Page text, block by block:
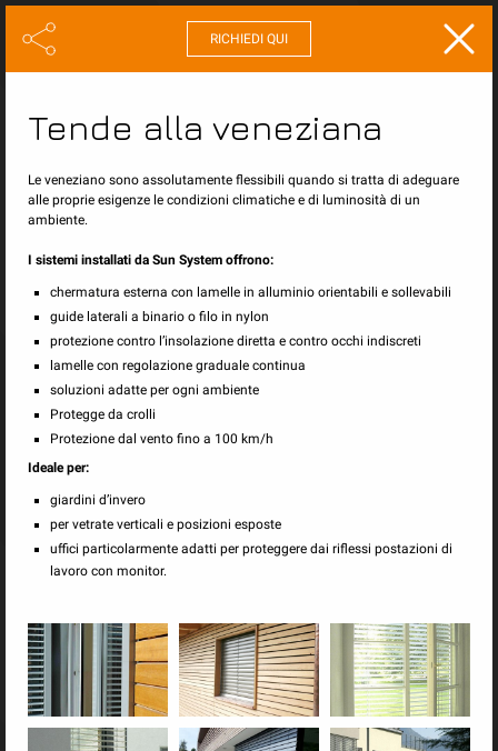
RICHIEDI QUI
Tende alla veneziana
Le veneziano sono assolutamente flessibili quando si tratta di adeguare
alle proprie esigenze le condizioni climatiche e di luminosità di un
ambiente.
I sistemi installati da Sun System offrono:
chermatura esterna con lamelle in alluminio orientabili e sollevabili
guide laterali a binario o filo in nylon
protezione contro l’insolazione diretta e contro occhi indiscreti
lamelle con regolazione graduale continua
soluzioni adatte per ogni ambiente
Protegge da crolli
Protezione dal vento fino a 100 km/h
Ideale per:
giardini d’invero
per vetrate verticali e posizioni esposte
uffici particolarmente adatti per proteggere dai riflessi postazioni di
lavoro con monitor.
Protezione solare e dalle
intemperie
Soluzioni tradizionali per la protezione solare nel settore pubblico e privato.
Avvolgibili